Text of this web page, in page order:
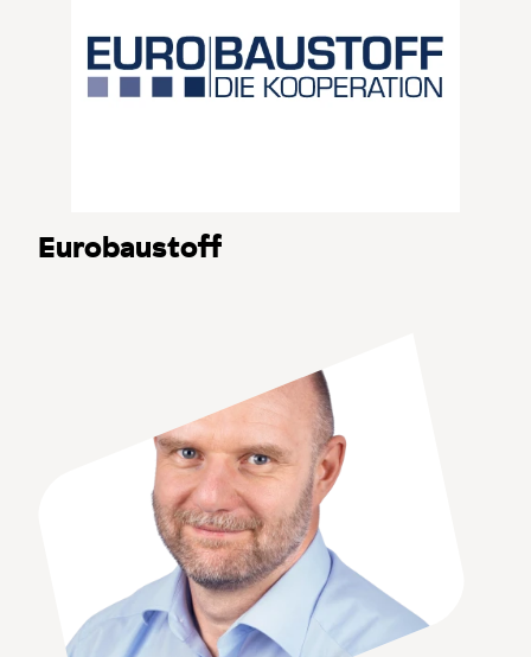
Eurobaustoff